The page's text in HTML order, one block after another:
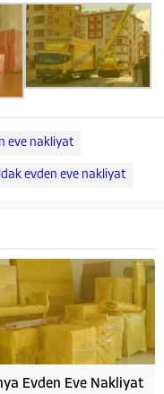
eve nakliyat
evden eve nakliyat
Evden Eve Nakliyat